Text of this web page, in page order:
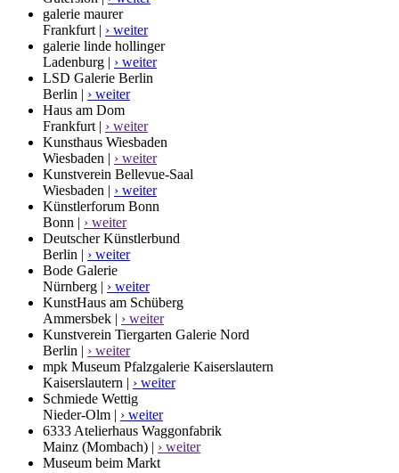
galerie maurer
Frankfurt | › weiter
galerie linde hollinger
Ladenburg | › weiter
LSD Galerie Berlin
Berlin | › weiter
Haus am Dom
Frankfurt | › weiter
Kunsthaus Wiesbaden
Wiesbaden | › weiter
Kunstverein Bellevue-Saal
Wiesbaden | › weiter
Künstlerforum Bonn
Bonn | › weiter
Deutscher Künstlerbund
Berlin | › weiter
Bode Galerie
Nürnberg | › weiter
KunstHaus am Schüberg
Ammersbek | › weiter
Kunstverein Tiergarten Galerie Nord
Berlin | › weiter
mpk Museum Pfalzgalerie Kaiserslautern
Kaiserslautern | › weiter
Schmiede Wettig
Nieder-Olm | › weiter
6333 Atelierhaus Waggonfabrik
Mainz (Mombach) | › weiter
Museum beim Markt